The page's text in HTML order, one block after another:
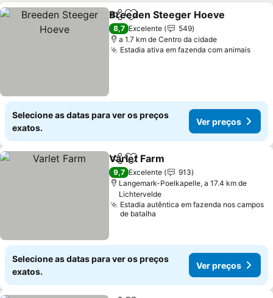
PartilharAdicionar aos favoritos
Breeden Steeger Hoeve
8,7 Excelente
549
a 1.7 km de Centro da cidade
Estadia ativa em fazenda com animaisVer
Selecione as datas para ver os preços
exatos.
Ver preços
PartilharAdicionar aos favoritos
Varlet Farm
9,7 Excelente
913
Langemark-Poelkapelle, a 17.4 km de
Lichtervelde
Estadia autêntica em fazenda nos campos
de batalha
Selecione as datas para ver os preços
exatos.
Ver preços